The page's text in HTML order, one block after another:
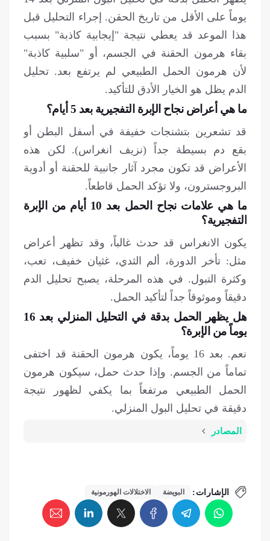
يوماً على الأقل من تاريخ الحقن. إجراء التحليل قبل
هذا الموعد قد يعطي نتيجة "إيجابية كاذبة" بسبب
بقاء هرمون الحقنة في الجسم، أو "سلبية كاذبة"
لأن هرمون الحمل الطبيعي لم يرتفع بعد. تحليل
الدم يظل هو الخيار الأدق للتأكيد.
ما هي أعراض نجاح الإبرة التفجيرية بعد 5 أيام؟
قد تشعرين بتشنجات خفيفة في أسفل البطن أو
بقع دم بسيطة جداً (نزيف انغراس). لكن هذه
الأعراض قد تكون مجرد آثار جانبية للحقنة أو أدوية
البروجسترون، ولا تؤكد الحمل قاطعاً.
ما هي علامات نجاح الحمل بعد 10 أيام من الإبرة
التفجيرية؟
يكون الانغراس قد حدث غالباً، وقد تظهر أعراض
مثل: تأخر الدورة، ألم الثدي، غثيان خفيف، تعب،
وكثرة التبول. في هذه المرحلة، يصبح تحليل الدم
دقيقاً وموثوقاً جداً لتأكيد الحمل.
هل يظهر الحمل بدقة في التحليل المنزلي بعد 16
يوماً من الإبرة؟
نعم. بعد 16 يوماً، يكون هرمون الحقنة قد اختفى
تماماً من الجسم. وإذا حدث حمل، سيكون هرمون
الحمل الطبيعي مرتفعاً بما يكفي لظهور نتيجة
دقيقة في تحليل البول المنزلي.
المصادر
الإشارات: البويضة الاختلالات الهورمونية